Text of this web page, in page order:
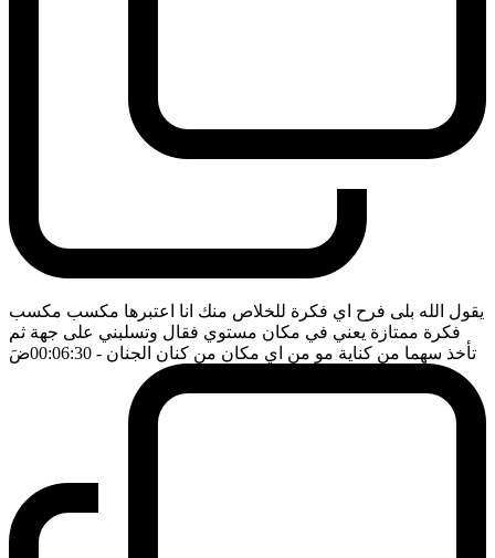
يقول الله بلى فرح اي فكرة للخلاص منك انا اعتبرها مكسب مكسب
فكرة ممتازة يعني في مكان مستوي فقال وتسلبني على جهة ثم
تأخذ سهما من كناية مو من اي مكان من كنان الجنان - 00:06:30 ضَ